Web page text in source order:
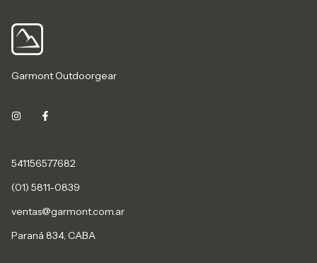
Garmont Outdoorgear
541156577682
(01) 5811-0839
ventas@garmont.com.ar
Paraná 834, CABA